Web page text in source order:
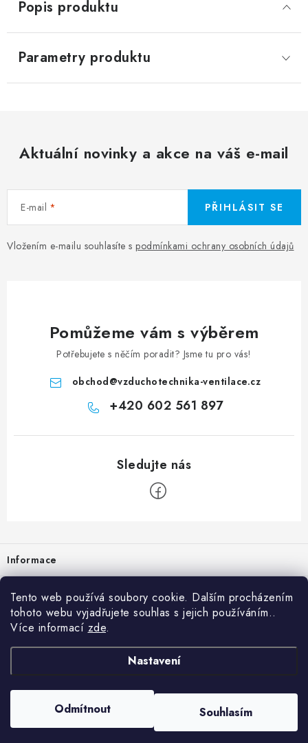
Tento web používá soubory cookie. Dalším procházením
tohoto webu vyjadřujete souhlas s jejich používáním..
Více informací zde.
Nastavení
Odmítnout Souhlasím
Popis produktu
Parametry produktu
Aktuální novinky a akce na váš e-mail
E-mail
Vložením e-mailu souhlasíte s podmínkami ochrany osobních údajů
PŘIHLÁSIT SE
Pomůžeme vám s výběrem
Potřebujete s něčím poradit? Jsme tu pro vás!
obchod@vzduchotechnika-ventilace.cz
+420 602 561 897
Informace
Prodejna
Rady a tipy
Nastavil tým EshopyUmíme.cz
vzduchotechnika-ventilace. Všechna práva vyhrazena.